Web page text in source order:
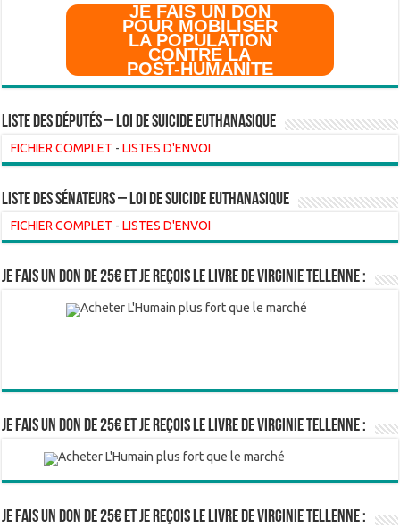
JE FAIS UN DON
POUR MOBILISER
LA POPULATION
CONTRE LA
POST-HUMANITE
Liste des Députés – Loi de suicide euthanasique
FICHIER COMPLET -LISTES D'ENVOI
liste des sénateurs – loi de suicide euthanasique
FICHIER COMPLET -LISTES D'ENVOI
Je fais un don de 25€ et je reçois le livre de Virginie Tellenne :
Je fais un don de 25€ et je reçois le livre de Virginie Tellenne :
Je fais un don de 25€ et je reçois le livre de Virginie Tellenne :